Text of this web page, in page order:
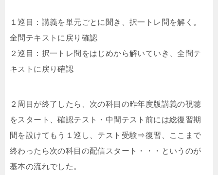
１巡目：講義を単元ごとに聞き、択一トレ問を解く。
全問テキストに戻り確認
２巡目：択一トレ問をはじめから解いていき、全問テ
キストに戻り確認
２周目が終了したら、次の科目の昨年度版講義の視聴
をスタート、確認テスト・中間テスト前には総復習期
間を設けてもう１巡し、テスト受験⇒復習、ここまで
終わったら次の科目の配信スタート・・・というのが
基本の流れでした。